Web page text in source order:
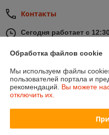
Контакты
Сегодня работает с
Отзывы о магазине
15 отзывов за всё время
Отлично
Обработка файлов cookie
Мы используем файлы
пользователей портала и
рекомендаций. Вы можете
отключить их.